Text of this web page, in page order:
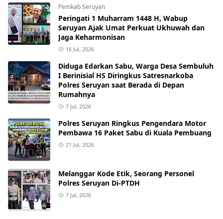
Pemkab Seruyan
Peringati 1 Muharram 1448 H, Wabup
Seruyan Ajak Umat Perkuat Ukhuwah dan
Jaga Keharmonisan
16 Jul, 2026
Diduga Edarkan Sabu, Warga Desa Sembuluh
I Berinisial HS Diringkus Satresnarkoba
Polres Seruyan saat Berada di Depan
Rumahnya
7 Jul, 2026
Polres Seruyan Ringkus Pengendara Motor
Pembawa 16 Paket Sabu di Kuala Pembuang
21 Jul, 2026
Melanggar Kode Etik, Seorang Personel
Polres Seruyan Di-PTDH
7 Jul, 2026